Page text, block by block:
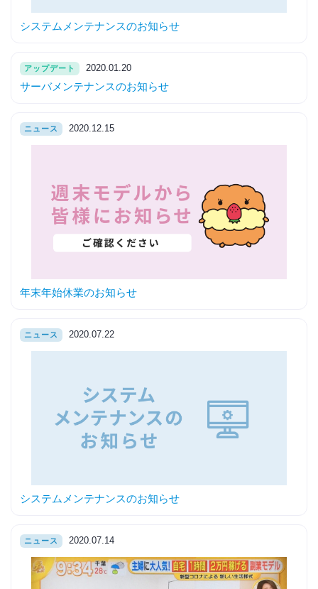
システムメンテナンスのお知らせ
アップデート 2020.01.20
サーバメンテナンスのお知らせ
ニュース 2020.12.15
年末年始休業のお知らせ
ニュース 2020.07.22
システムメンテナンスのお知らせ
ニュース 2020.07.14